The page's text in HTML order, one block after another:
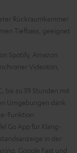
Rückraumkammer
Tiefbass, geeignet
Spotify, Amazon
Videoton,
bis zu 59 Stunden mit
Umgebungen dank
Funktion
Go App für Klang-
in der
Google Fast und